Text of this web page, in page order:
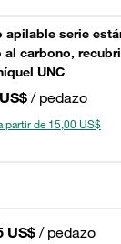
apilable serie
al carbono,
UNC
/ pedazo
partir de 15,00 US$
US$/ pedazo